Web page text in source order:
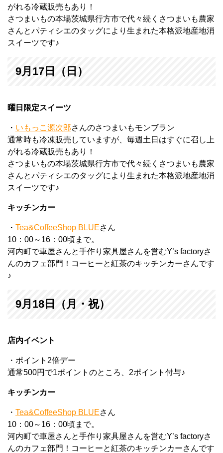
がれる冷蔵販売もあり！
さつまいもの本場茨城県行方市で代々続くさつまいも農家
さんとパティシエのタッグにより生まれた本格派地産地消
スイーツです♪
9月17日（日）
曜日限定スイーツ
・ いもっこ源次郎さんのさつまいもモンブラン
通常時も冷凍販売していますが、毎週土日はすぐに召し上
がれる冷蔵販売もあり！
さつまいもの本場茨城県行方市で代々続くさつまいも農家
さんとパティシエのタッグにより生まれた本格派地産地消
スイーツです♪
キッチンカー
・ Tea&CoffeeShop BLUEさん
10：00～16：00頃まで。
河内町で車屋さんと手作り家具屋さんを営むY’s factoryさ
んのカフェ部門！コーヒーと紅茶のキッチンカーさんです
♪
9月18日（月・祝）
店内イベント
・ポイント2倍デー
通常500円で1ポイントのところ、2ポイント付与♪
キッチンカー
・ Tea&CoffeeShop BLUEさん
10：00～16：00頃まで。
河内町で車屋さんと手作り家具屋さんを営むY’s factoryさ
んのカフェ部門！コーヒーと紅茶のキッチンカーさんです